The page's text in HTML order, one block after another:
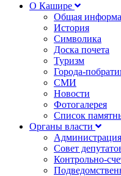
О Кашире
Общая
История
Символика
Доска почета
Туризм
Города-
СМИ
Новости
Фотогалерея
Список
Органы власти
Администрация
Совет
Контрольно-